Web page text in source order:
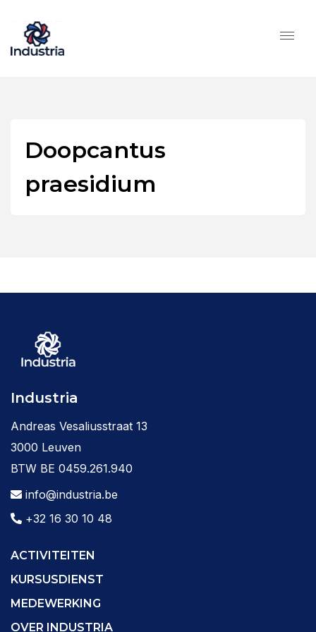
Doopcantus
praesidium
Industria
Andreas Vesaliusstraat 13
3000 Leuven
BTW BE 0459.261.940
info@industria.be
+32 16 30 10 48
ACTIVITEITEN
KURSUSDIENST
MEDEWERKING
OVER INDUSTRIA